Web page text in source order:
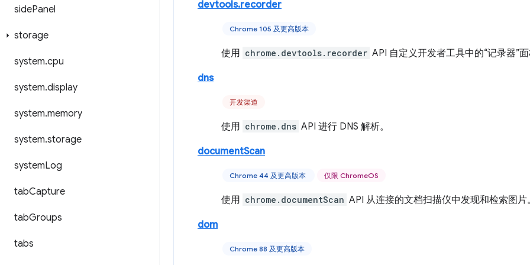
sidePanel
storage
system.cpu
system.display
system.memory
system.storage
systemLog
tabCapture
tabGroups
tabs
devtools.recorder
Chrome 105 及更高版本
使用 chrome.devtools.recorder API 自定义开发者工具中的“记录器”面
dns
开发渠道
使用 chrome.dns API 进行 DNS 解析。
documentScan
Chrome 44 及更高版本 仅限 ChromeOS
使用 chrome.documentScan API 从连接的文档扫描仪中发现和检索图片。
dom
Chrome 88 及更高版本